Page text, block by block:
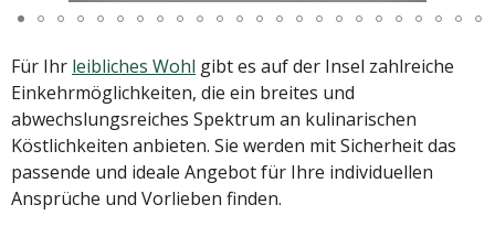
Für Ihr leibliches Wohl gibt es auf der Insel zahlreiche
Einkehrmöglichkeiten, die ein breites und
abwechslungsreiches Spektrum an kulinarischen
Köstlichkeiten anbieten. Sie werden mit Sicherheit das
passende und ideale Angebot für Ihre individuellen
Ansprüche und Vorlieben finden.